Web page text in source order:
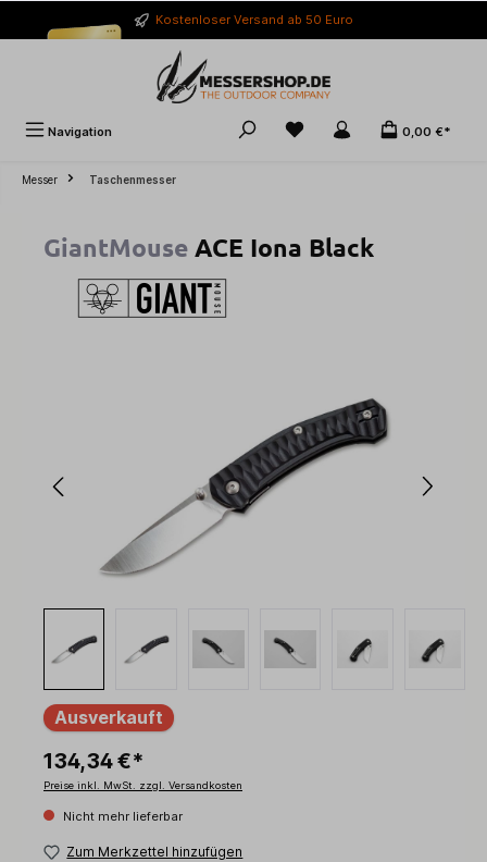
Kostenloser Versand ab 50 Euro
Navigation 0,00 €*
Messer Taschenmesser
GiantMouse ACE Iona Black
Ausverkauft
134,34 €*
Preise inkl. MwSt. zzgl. Versandkosten
Nicht mehr lieferbar
Zum Merkzettel hinzufügen